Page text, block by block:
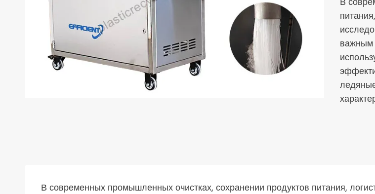
важным
В современных промышленных очистках, сохранении продуктов питания,